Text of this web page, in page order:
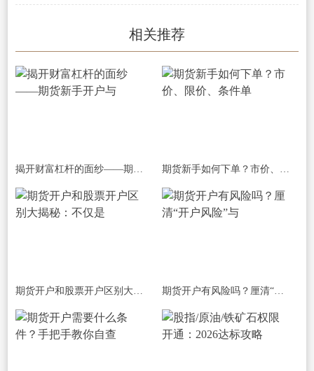
相关推荐
揭开财富杠杆的面纱——期货新手开户与 期货新手如何下单？市价、限价、条件单
期货开户和股票开户区别大揭秘：不仅是 期货开户有风险吗？厘清“开户风险”与